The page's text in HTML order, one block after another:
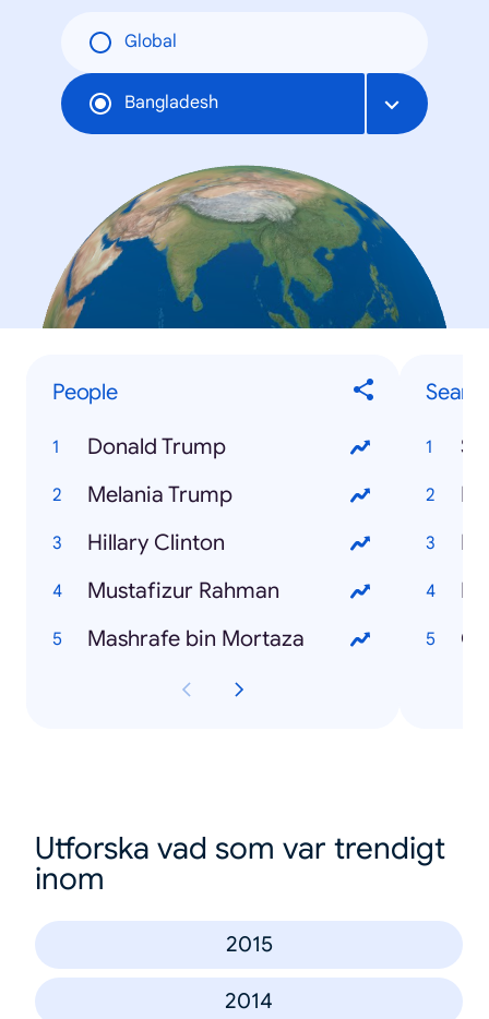
Global
Bangladesh
People
Donald Trump
Melania Trump
Hillary Clinton
Mustafizur Rahman
Mashrafe bin Mortaza
Utforska vad som var trendigt
inom
2015
2014